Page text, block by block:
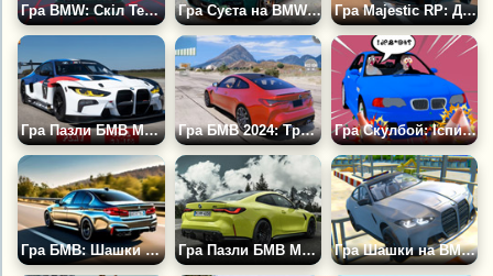
Гра BMW: Скіл Тест 3D Гра Суєта на BMW M5 CS Гра Majestic RP: Дрифт на CLS 6.3 AMG
Гра Пазли БМВ M4 GT3 Гра БМВ 2024: Трюки, Паркування, Водіння Гра Скулбой: Іспит на БМВ
Гра БМВ: Шашки на М-ках Гра Пазли БМВ М4 Купе Гра Шашки на BMW M4 G82